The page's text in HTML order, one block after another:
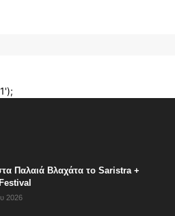
Παλαιά Βλαχάτα το Saristra +
2026